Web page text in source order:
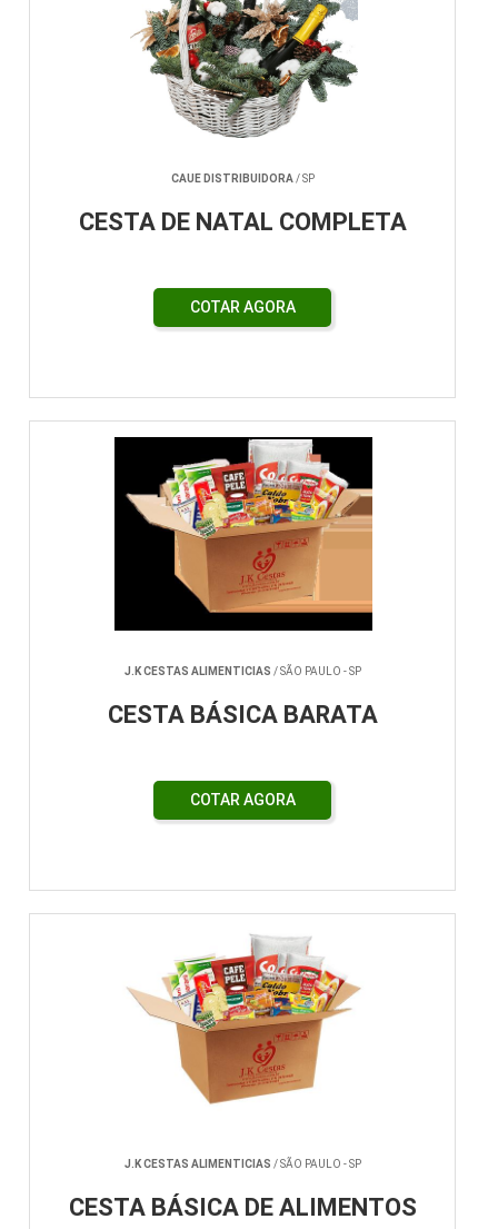
CAUE DISTRIBUIDORA/ SP
CESTA DE NATAL COMPLETA
COTAR AGORA
J.K CESTAS ALIMENTICIAS / SÃO PAULO - SP
CESTA BÁSICA BARATA
COTAR AGORA
J.K CESTAS ALIMENTICIAS / SÃO PAULO - SP
CESTA BÁSICA DE ALIMENTOS